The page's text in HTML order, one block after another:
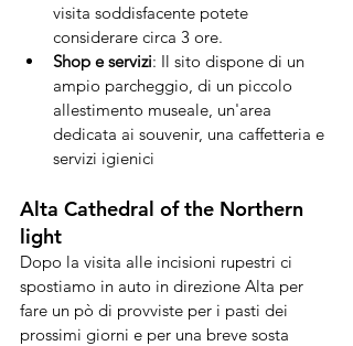
visita soddisfacente potete
considerare circa 3 ore.
Shop e servizi: Il sito dispone di un
ampio parcheggio, di un piccolo
allestimento museale, un'area
dedicata ai souvenir, una caffetteria e
servizi igienici
Alta Cathedral of the Northern
light
Dopo la visita alle incisioni rupestri ci
spostiamo in auto in direzione Alta per
fare un pò di provviste per i pasti dei
prossimi giorni e per una breve sosta